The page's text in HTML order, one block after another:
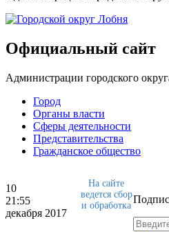
Официальный сайт
Администрации городского
Город
Органы власти
Сферы деятельности
Представительства
Гражданское общество
10
21:55
декабря 2017
На сайте
ведется сбор
и обработка